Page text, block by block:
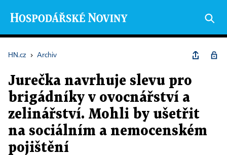
HN.cz › Archiv
Jurečka navrhuje slevu pro
brigádníky v ovocnářství a
zelinářství. Mohli by ušetřit
na sociálním a nemocenském
pojištění